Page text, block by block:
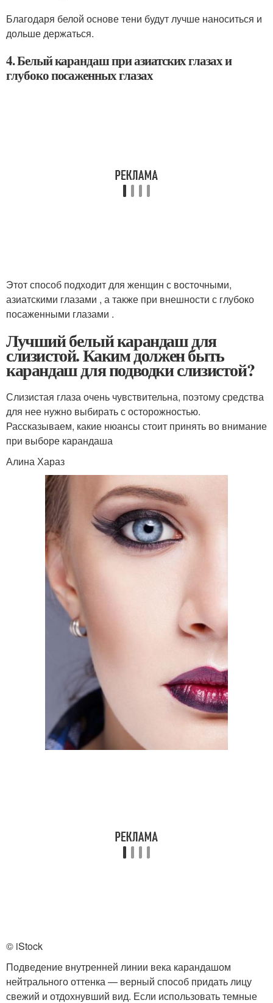
Благодаря белой основе тени будут лучше наноситься и
дольше держаться.
4. Белый карандаш при азиатских глазах и
глубоко посаженных глазах
Этот способ подходит для женщин с восточными,
азиатскими глазами , а также при внешности с глубоко
посаженными глазами .
Лучший белый карандаш для
слизистой. Каким должен быть
карандаш для подводки слизистой?
Слизистая глаза очень чувствительна, поэтому средства
для нее нужно выбирать с осторожностью.
Рассказываем, какие нюансы стоит принять во внимание
при выборе карандаша
Алина Хараз
© iStock
Подведение внутренней линии века карандашом
нейтрального оттенка — верный способ придать лицу
свежий и отдохнувший вид. Если использовать темные